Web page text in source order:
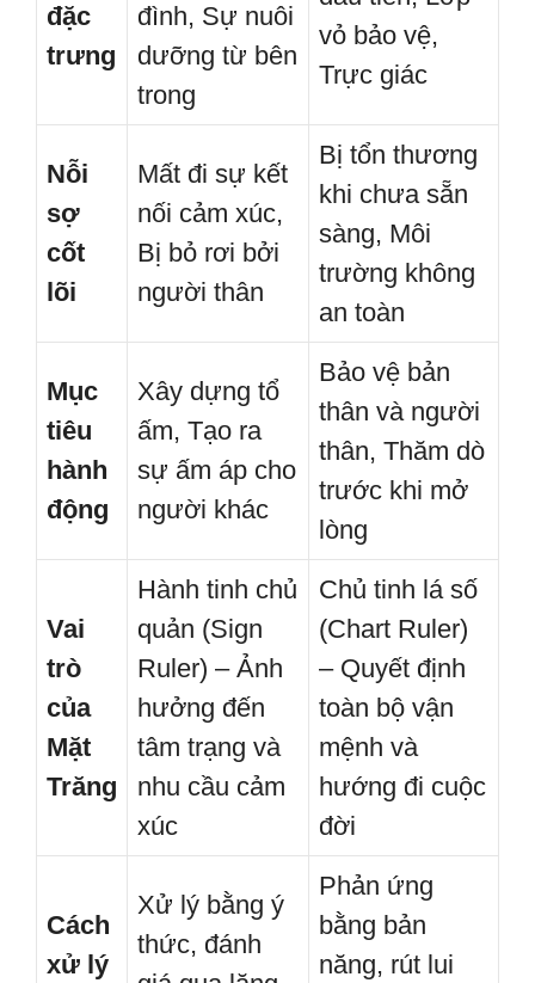
đặc
trưng
đình, Sự nuôi
dưỡng từ bên
trong
vỏ bảo vệ,
Trực giác
Nỗi
sợ
cốt
lõi
Mất đi sự kết
nối cảm xúc,
Bị bỏ rơi bởi
người thân
Bị tổn thương
khi chưa sẵn
sàng, Môi
trường không
an toàn
Mục
tiêu
hành
động
Xây dựng tổ
ấm, Tạo ra
sự ấm áp cho
người khác
Bảo vệ bản
thân và người
thân, Thăm dò
trước khi mở
lòng
Vai
trò
của
Mặt
Trăng
Hành tinh chủ
quản (Sign
Ruler) – Ảnh
hưởng đến
tâm trạng và
nhu cầu cảm
xúc
Chủ tinh lá số
(Chart Ruler)
– Quyết định
toàn bộ vận
mệnh và
hướng đi cuộc
đời
Cách
xử lý
Xử lý bằng ý
thức, đánh
Phản ứng
bằng bản
năng, rút lui